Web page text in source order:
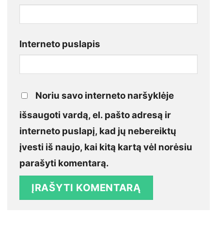
Interneto puslapis
Noriu savo interneto naršyklėje
išsaugoti vardą, el. pašto adresą ir
interneto puslapį, kad jų nebereiktų
įvesti iš naujo, kai kitą kartą vėl norėsiu
parašyti komentarą.